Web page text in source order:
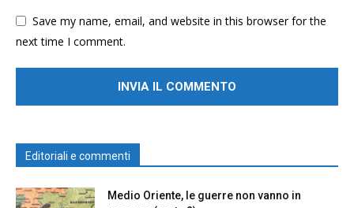
Save my name, email, and website in this browser for the
next time I comment.
Editoriali e commenti
Medio Oriente, le guerre non vanno in